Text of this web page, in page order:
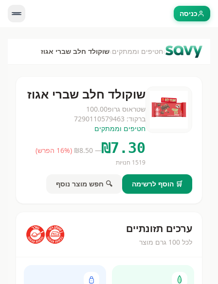
כניסה
›חטיפים וממתקים›שוקולד חלב שברי אגוז
שוקולד חלב שברי אגוז
שטראוס גרופ100.00
ברקוד: 7290110579463
חטיפים וממתקים
₪7.30
— ₪
8.50
(
16% הפרש)
1519 חנויות
🛒 הוסף לרשימה 🔍 חפש מוצר נוסף
ערכים תזונתיים
לכל 100 גרם מוצר